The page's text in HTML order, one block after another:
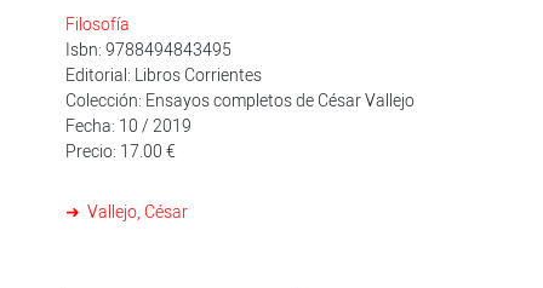
Filosofía
Isbn: 9788494843495
Editorial: Libros Corrientes
Colección: Ensayos completos de César Vallejo
Fecha: 10 / 2019
Precio: 17.00 €
Vallejo, César